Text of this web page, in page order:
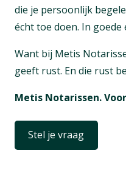
die je persoonlijk
écht toe doen. In goede
Want bij Metis
geeft rust. En die rust
Metis Notarissen.
Stel je vraag